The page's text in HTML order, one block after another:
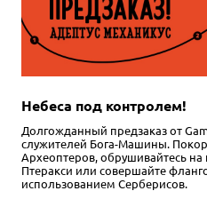
Небеса под контролем!
Долгожданный предзаказ от
служителей Бога-Машины.
Археоптеров, обрушивайтесь на
Птеракси или совершайте
использованием Серберисов.